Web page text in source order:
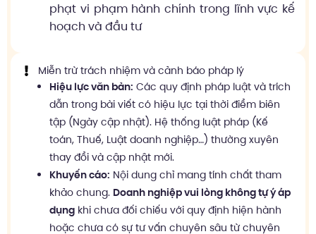
phạt vi phạm hành chính trong lĩnh vực kế
hoạch và đầu tư
Miễn trừ trách nhiệm và cảnh báo pháp lý
Hiệu lực văn bản: Các quy định pháp luật và trích
dẫn trong bài viết có hiệu lực tại thời điểm biên
tập (Ngày cập nhật). Hệ thống luật pháp (Kế
toán, Thuế, Luật doanh nghiệp…) thường xuyên
thay đổi và cập nhật mới.
Khuyến cáo: Nội dung chỉ mang tính chất tham
khảo chung. Doanh nghiệp vui lòng không tự ý áp
dụng khi chưa đối chiếu với quy định hiện hành
hoặc chưa có sự tư vấn chuyên sâu từ chuyên